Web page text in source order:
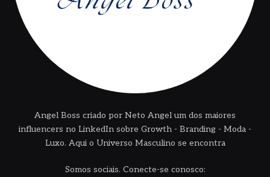
Angel Boss criado por Neto Angel um dos maiores
influencers no LinkedIn sobre Growth - Branding - Moda -
Luxo. Aqui o Universo Masculino se encontra
Somos sociais. Conecte-se conosco: